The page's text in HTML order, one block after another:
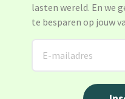
lasten wereld. En we
te besparen op jouw